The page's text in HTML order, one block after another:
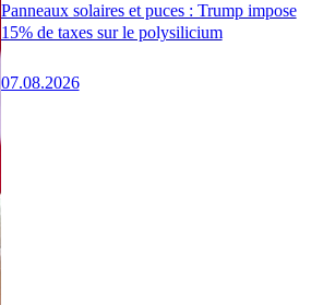
Panneaux solaires et puces : Trump impose
15% de taxes sur le polysilicium
07.08.2026